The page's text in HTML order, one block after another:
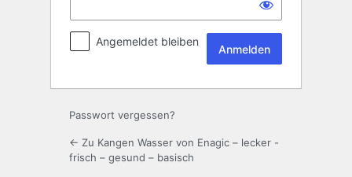
Angemeldet bleiben
Passwort vergessen?
← Zu Kangen Wasser von Enagic – lecker -
frisch – gesund – basisch